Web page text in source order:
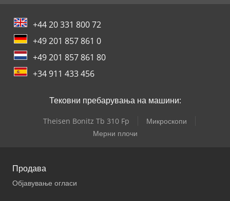
+44 20 331 800 72
+49 201 857 861 0
+49 201 857 861 80
+34 911 433 456
Тековни пребарувања на машини:
Theisen Bonitz Tb 310 Fp
Микроскопи
Мерни плочи
Продава
Објавување огласи